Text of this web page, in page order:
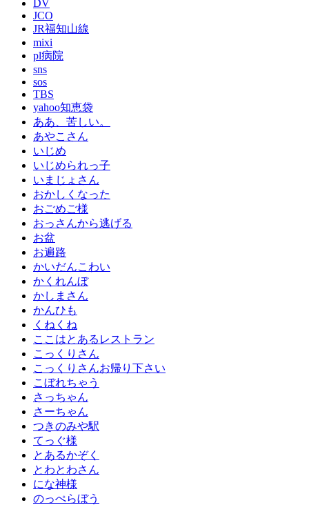
DV
JCO
JR福知山線
mixi
pl病院
sns
sos
TBS
yahoo知恵袋
ああ、苦しい。
あやこさん
いじめ
いじめられっ子
いまじょさん
おかしくなった
おごめご様
おっさんから逃げる
お盆
お遍路
かいだんこわい
かくれんぼ
かしまさん
かんひも
くねくね
ここはとあるレストラン
こっくりさん
こっくりさんお帰り下さい
こぼれちゃう
さっちゃん
さーちゃん
つきのみや駅
てっぐ様
とあるかぞく
とわとわさん
にな神様
のっぺらぼう